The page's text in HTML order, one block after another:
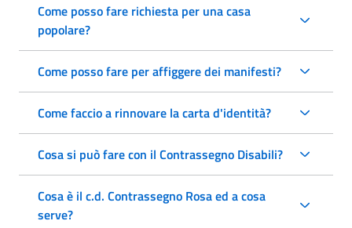
Come posso fare richiesta per una casa
popolare?
Come posso fare per affiggere dei manifesti?
Come faccio a rinnovare la carta d'identità?
Cosa si può fare con il Contrassegno Disabili?
Cosa è il c.d. Contrassegno Rosa ed a cosa
serve?